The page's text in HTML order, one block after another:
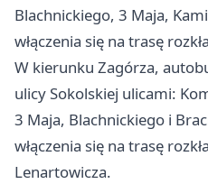
Blachnickiego, 3 Maja,
włączenia się na trasę
W kierunku Zagórza,
ulicy Sokolskiej ulicami:
3 Maja, Blachnickiego i
włączenia się na trasę
Lenartowicza.